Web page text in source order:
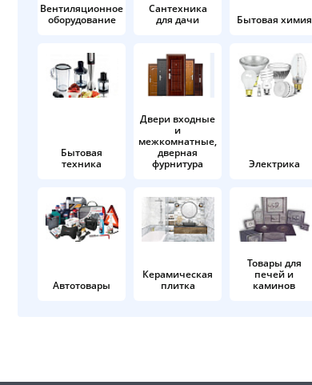
Вентиляционное
оборудование
Сантехника
для дачи
Бытовая химия
Бытовая
техника
Двери входные
и
межкомнатные,
дверная
фурнитура
Электрика
Автотовары
Керамическая
плитка
Товары для
печей и
каминов